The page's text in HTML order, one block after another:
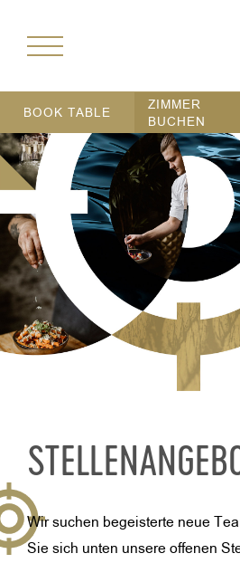
BOOK TABLE
ZIMMER
BUCHEN
Wir suchen begeisterte neue
Sie sich unten unsere offenen